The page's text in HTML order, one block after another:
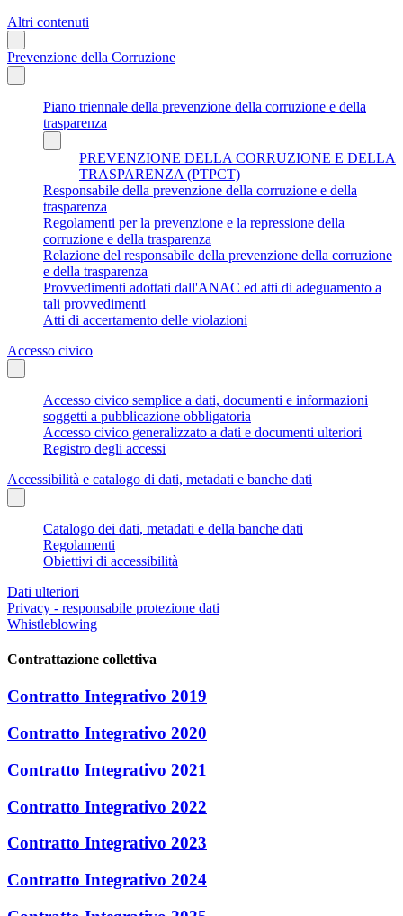
Altri contenuti
Prevenzione della Corruzione
Piano triennale della prevenzione della corruzione e della
trasparenza
PREVENZIONE DELLA CORRUZIONE E DELLA
TRASPARENZA (PTPCT)
Responsabile della prevenzione della corruzione e della
trasparenza
Regolamenti per la prevenzione e la repressione della
corruzione e della trasparenza
Relazione del responsabile della prevenzione della corruzione
e della trasparenza
Provvedimenti adottati dall'ANAC ed atti di adeguamento a
tali provvedimenti
Atti di accertamento delle violazioni
Accesso civico
Accesso civico semplice a dati, documenti e informazioni
soggetti a pubblicazione obbligatoria
Accesso civico generalizzato a dati e documenti ulteriori
Registro degli accessi
Accessibilità e catalogo di dati, metadati e banche dati
Catalogo dei dati, metadati e della banche dati
Regolamenti
Obiettivi di accessibilità
Dati ulteriori
Privacy - responsabile protezione dati
Whistleblowing
Contrattazione collettiva
Contratto Integrativo 2019
Contratto Integrativo 2020
Contratto Integrativo 2021
Contratto Integrativo 2022
Contratto Integrativo 2023
Contratto Integrativo 2024